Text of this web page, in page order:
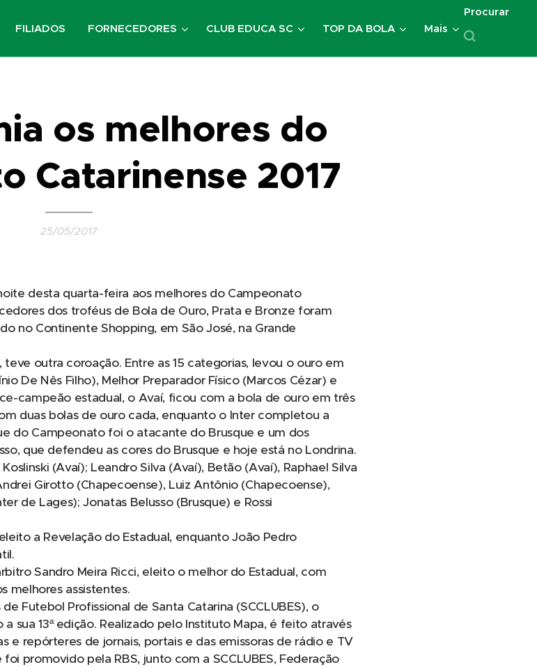
FILIADOS FORNECEDORES CLUB EDUCA SC TOP DA BOLA Mais
Procurar
os melhores do
Catarinense 2017
25/05/2017
desta quarta-feira aos melhores do Campeonato
dos troféus de Bola de Ouro, Prata e Bronze foram
no Continente Shopping, em São José, na Grande
outra coroação. Entre as 15 categorias, levou o ouro em
De Nês Filho), Melhor Preparador Físico (Marcos Cézar) e
campeão estadual, o Avaí, ficou com a bola de ouro em três
duas bolas de ouro cada, enquanto o Inter completou a
do Campeonato foi o atacante do Brusque e um dos
que defendeu as cores do Brusque e hoje está no Londrina.
(Avaí); Leandro Silva (Avaí), Betão (Avaí), Raphael Silva
Girotto (Chapecoense), Luiz Antônio (Chapecoense),
de Lages); Jonatas Belusso (Brusque) e Rossi
a Revelação do Estadual, enquanto João Pedro
Sandro Meira Ricci, eleito o melhor do Estadual, com
melhores assistentes.
Futebol Profissional de Santa Catarina (SCCLUBES), o
sua 13ª edição. Realizado pelo Instituto Mapa, é feito através
e repórteres de jornais, portais e das emissoras de rádio e TV
promovido pela RBS, junto com a SCCLUBES, Federação